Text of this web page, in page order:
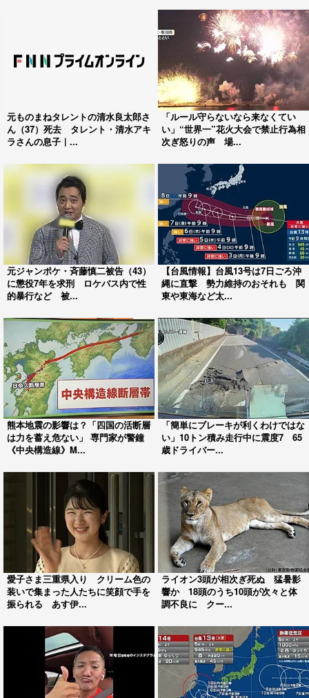
元ものまねタレントの清水良太郎さ
ん（37）死去 タレント・清水アキ
ラさんの息子｜...
「ルール守らないなら来なくてい
い」“世界一”花火大会で禁止行為相
次ぎ怒りの声 場...
元ジャンポケ・斉藤慎二被告（43）
に懲役7年を求刑 ロケバス内で性
的暴行など 被...
【台風情報】台風13号は7日ごろ沖
縄に直撃 勢力維持のおそれも 関
東や東海など太...
熊本地震の影響は？「四国の活断層
は力を蓄え危ない」 専門家が警鐘
《中央構造線》M...
「簡単にブレーキが利くわけではな
い」10トン積み走行中に震度7 65
歳ドライバー...
愛子さま三重県入り クリーム色の
装いで集まった人たちに笑顔で手を
振られる あす伊...
ライオン3頭が相次ぎ死ぬ 猛暑影
響か 18頭のうち10頭が次々と体
調不良に クー...